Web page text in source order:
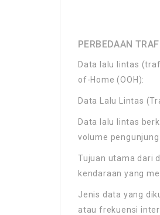
PERBEDAAN
Data lalu lintas
of-Home (OOH):
Data Lalu Lintas
Data lalu lintas
volume
Tujuan utama dari
kendaraan yang
Jenis data yang
atau frekuensi